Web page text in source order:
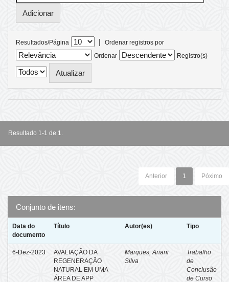
Resultados/Página |
Ordenar registros por
Ordenar
Registro(s)
Resultado 1-1 de 1.
Anterior 1 Póximo
Conjunto de itens:
Data do
documento
Título Autor(es) Tipo
6-Dez-2023
AVALIAÇÃO DA
REGENERAÇÃO
NATURAL EM UMA
ÁREA DE APP
Marques, Ariani
Silva
Trabalho
de
Conclusão
de Curso